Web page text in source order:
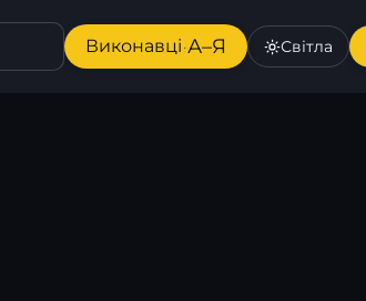
Виконавці·А–Я Світла